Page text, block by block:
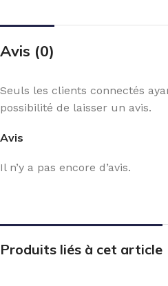
Avis (0)
Avis
Il n’y a pas encore d’avis.
Seuls les clients connectés
possibilité de laisser un avis.
Produits liés à cet article